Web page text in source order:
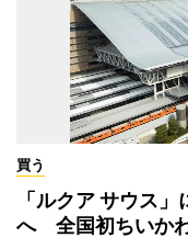
買う
「ルクア サウス
へ 全国初ちいか